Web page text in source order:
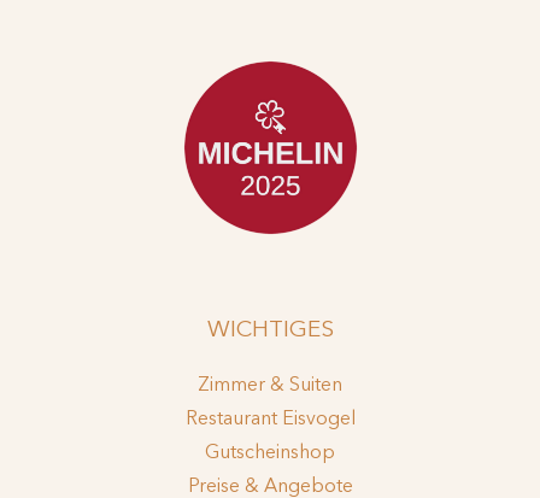
WICHTIGES
Zimmer & Suiten
Restaurant Eisvogel
Gutscheinshop
Preise & Angebote